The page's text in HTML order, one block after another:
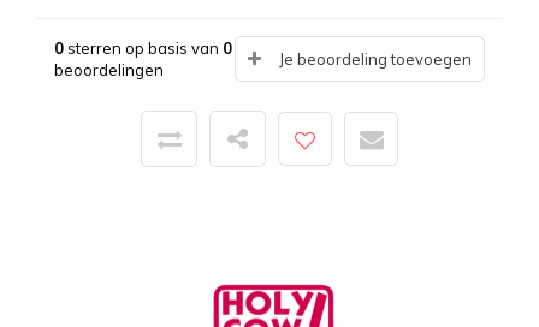
0sterren op basis van 0
beoordelingen
Je beoordeling toevoegen